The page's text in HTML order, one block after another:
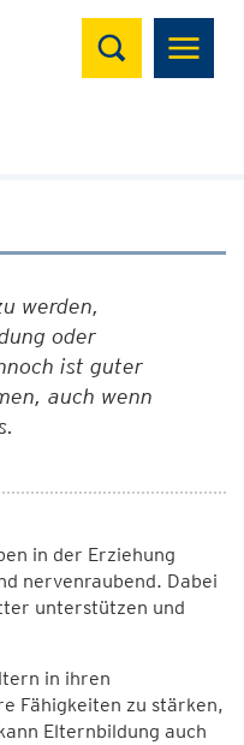
Suchen
werden,
oder
ist guter
auch wenn
in der Erziehung
nervenraubend. Dabei
unterstützen und
in ihren
Fähigkeiten zu stärken,
Elternbildung auch